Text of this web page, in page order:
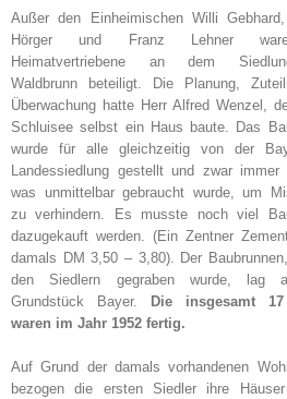
Außer den Einheimischen Willi
Hörger und Franz Lehner
Heimatvertriebene an dem
Waldbrunn beteiligt. Die Planung,
Überwachung hatte Herr Alfred Wenzel,
Schluisee selbst ein Haus baute. Das
wurde für alle gleichzeitig von der
Landessiedlung gestellt und zwar
was unmittelbar gebraucht wurde, um
zu verhindern. Es musste noch viel
dazugekauft werden. (Ein Zentner
damals DM 3,50 – 3,80). Der
den Siedlern gegraben wurde, lag
Grundstück Bayer.
Die insgesamt
waren im Jahr 1952 fertig.
Auf Grund der damals vorhandenen
bezogen die ersten Siedler ihre